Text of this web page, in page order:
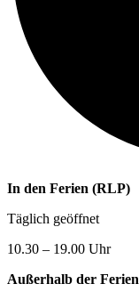
In den Ferien (RLP)
Täglich geöffnet
10.30 – 19.00 Uhr
Außerhalb der Ferien